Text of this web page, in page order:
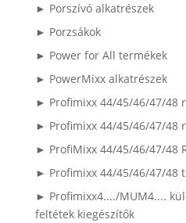
► Porszívó alkatrészek
► Porzsákok
► Power for All termékek
► PowerMixx alkatrészek
► Profimixx 44/45/46/47/48
► Profimixx 44/45/46/47/48
► ProfiMixx 44/45/46/47/48
► Profimixx 44/45/46/47/48
► Profimixx4..../MUM4....
feltétek kiegészítők